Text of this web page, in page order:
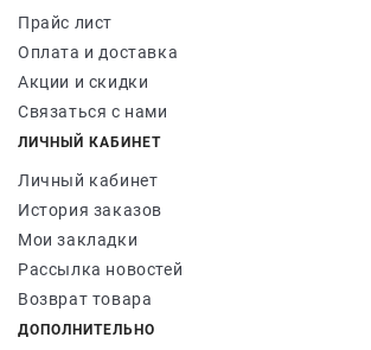
Прайс лист
Оплата и доставка
Акции и скидки
Связаться с нами
ЛИЧНЫЙ КАБИНЕТ
Личный кабинет
История заказов
Мои закладки
Рассылка новостей
Возврат товара
ДОПОЛНИТЕЛЬНО